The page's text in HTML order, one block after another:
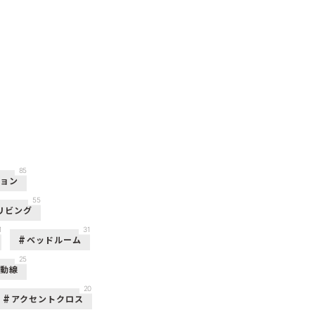
ン
85
ビング
55
ベッドルーム
31
線
25
アクセントクロス
20